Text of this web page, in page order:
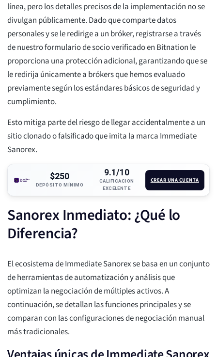
línea, pero los detalles precisos de la implementación no se
divulgan públicamente. Dado que comparte datos
personales y se le redirige a un bróker, registrarse a través
de nuestro formulario de socio verificado en Bitnation le
proporciona una protección adicional, garantizando que se
le redirija únicamente a brókers que hemos evaluado
previamente según los estándares básicos de seguridad y
cumplimiento.
Esto mitiga parte del riesgo de llegar accidentalmente a un
sitio clonado o falsificado que imita la marca Immediate
Sanorex.
$250
DEPÓSITO MÍNIMO
9.1/10
CALIFICACIÓN
EXCELENTE
CREAR UNA CUENTA
Sanorex Inmediato: ¿Qué lo
Diferencia?
El ecosistema de Immediate Sanorex se basa en un conjunto
de herramientas de automatización y análisis que
optimizan la negociación de múltiples activos. A
continuación, se detallan las funciones principales y se
comparan con las configuraciones de negociación manual
más tradicionales.